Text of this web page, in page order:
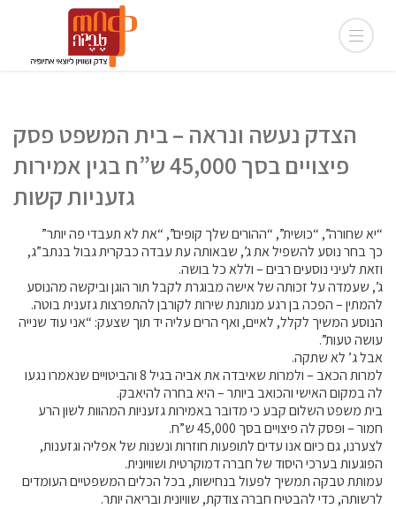
הצדק נעשה ונראה – בית המשפט פסק
פיצויים בסך 45,000 ש”ח בגין אמירות
גזעניות קשות
“יא שחורה”, “כושית”, “ההורים שלך קופים”, “את לא תעבדי פה יותר”
כך בחר נוסע להשפיל את ג’, שבאותה עת עבדה כבקרית גבול בנתב”ג,
וזאת לעיני נוסעים רבים – וללא כל בושה.
ג’, שעמדה על זכותה של אישה מבוגרת לקבל תור הוגן וביקשה מהנוסע
להמתין – הפכה בן רגע מנותנת שירות לקורבן להתפרצות גזענית בוטה.
הנוסע המשיך לקלל, לאיים, ואף הרים עליה יד תוך שצעק: “אני עוד שנייה
עושה טעות”.
אבל ג’ לא שתקה.
למרות הכאב – ולמרות שאיבדה את אביה בגיל 8 והביטויים שנאמרו נגעו
לה במקום האישי והכואב ביותר – היא בחרה להיאבק.
בית משפט השלום קבע כי מדובר באמירות גזעניות המהוות לשון הרע
חמור – ופסק לה פיצויים בסך 45,000 ש”ח.
לצערנו, גם כיום אנו עדים לתופעות חוזרות ונשנות של אפליה וגזענות,
הפוגעות בערכי היסוד של חברה דמוקרטית ושוויונית.
עמותת טבקה תמשיך לפעול בנחישות, בכל הכלים המשפטיים העומדים
לרשותה, כדי להבטיח חברה צודקת, שוויונית ובריאה יותר.